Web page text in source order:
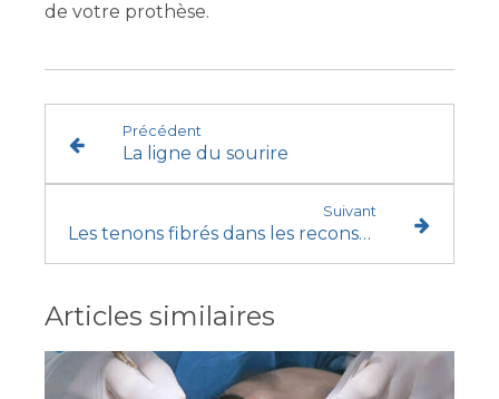
de votre prothèse.
Précédent
La ligne du sourire
Suivant
Les tenons fibrés dans les reconstitutions dentaires
Articles similaires